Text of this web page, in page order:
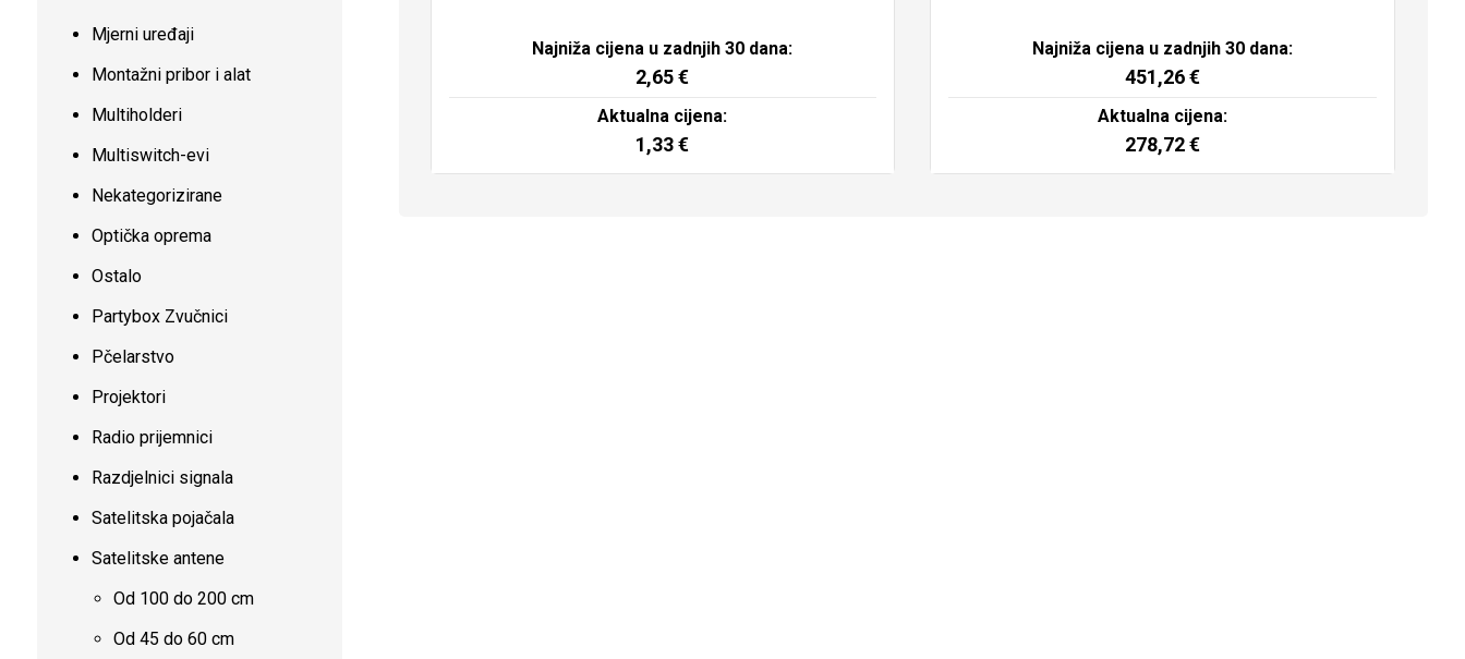
Najniža cijena u zadnjih 30 dana:
2,65€
Aktualna cijena:
1,33€
Dodaj u košaricu
Najniža cijena u zadnjih 30 dana:
451,26€
Aktualna cijena:
278,72€
Dodaj u košaricu
Mjerni uređaji
Montažni pribor i alat
Multiholderi
Multiswitch-evi
Nekategorizirane
Optička oprema
Ostalo
Partybox Zvučnici
Pčelarstvo
Projektori
Radio prijemnici
Razdjelnici signala
Satelitska pojačala
Satelitske antene
Od 100 do 200 cm
Od 45 do 60 cm